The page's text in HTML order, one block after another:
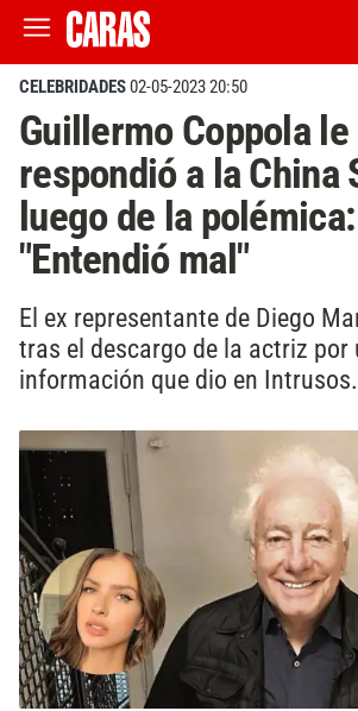
CELEBRIDADES02-05-2023 20:50
Guillermo Coppola le
respondió a la China
luego de la polémica:
"Entendió mal"
El ex representante de Diego
tras el descargo de la actriz por
información que dio en Intrusos.